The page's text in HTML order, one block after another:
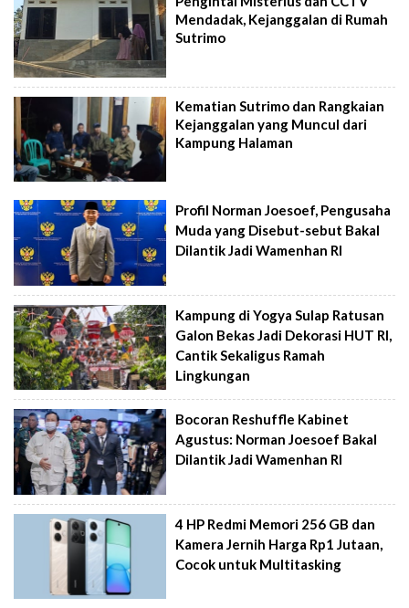
Mendadak, Kejanggalan di Rumah
Sutrimo
Kematian Sutrimo dan Rangkaian
Kejanggalan yang Muncul dari
Kampung Halaman
Profil Norman Joesoef, Pengusaha
Muda yang Disebut-sebut Bakal
Dilantik Jadi Wamenhan RI
Kampung di Yogya Sulap Ratusan
Galon Bekas Jadi Dekorasi HUT RI,
Cantik Sekaligus Ramah
Lingkungan
Bocoran Reshuffle Kabinet
Agustus: Norman Joesoef Bakal
Dilantik Jadi Wamenhan RI
4 HP Redmi Memori 256 GB dan
Kamera Jernih Harga Rp1 Jutaan,
Cocok untuk Multitasking